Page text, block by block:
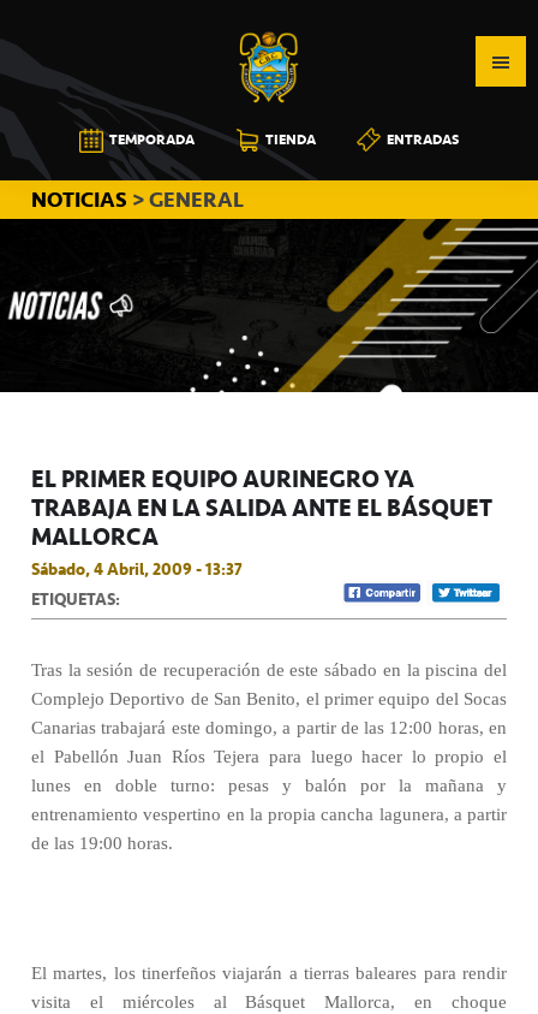
a
la
navegación
principal
al
contenido
principal
a
la
barra
lateral
principal
CB
CANARIAS
TEMPORADA TIENDA ENTRADAS
NOTICIAS > GENERAL
EL PRIMER EQUIPO AURINEGRO YA
TRABAJA EN LA SALIDA ANTE EL BÁSQUET
MALLORCA
Sábado, 4 Abril, 2009 - 13:37
ETIQUETAS:
Tras la sesión de recuperación de este sábado en la piscina del
Complejo Deportivo de San Benito, el primer equipo del Socas
Canarias trabajará este domingo, a partir de las 12:00 horas, en
el Pabellón Juan Ríos Tejera para luego hacer lo propio el
lunes en doble turno: pesas y balón por la mañana y
entrenamiento vespertino en la propia cancha lagunera, a partir
de las 19:00 horas.
El martes, los tinerfeños viajarán a tierras baleares para rendir
visita el miércoles al Básquet Mallorca, en choque